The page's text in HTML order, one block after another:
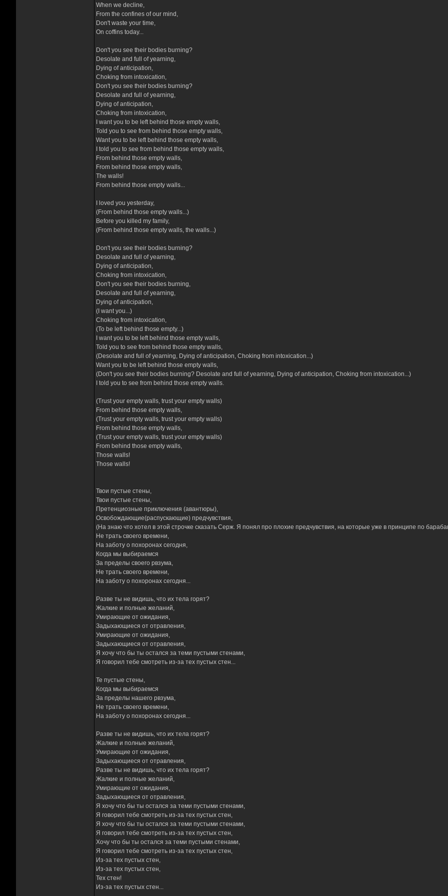
When we decline,
From the confines of our mind,
Don't waste your time,
On coffins today...
Don't you see their bodies burning?
Desolate and full of yearning,
Dying of anticipation,
Choking from intoxication,
Don't you see their bodies burning?
Desolate and full of yearning,
Dying of anticipation,
Choking from intoxication,
I want you to be left behind those empty walls,
Told you to see from behind those empty walls,
Want you to be left behind those empty walls,
I told you to see from behind those empty walls,
From behind those empty walls,
From behind those empty walls,
The walls!
From behind those empty walls...
I loved you yesterday,
(From behind those empty walls...)
Before you killed my family,
(From behind those empty walls, the walls...)
Don't you see their bodies burning?
Desolate and full of yearning,
Dying of anticipation,
Choking from intoxication,
Don't you see their bodies burning,
Desolate and full of yearning,
Dying of anticipation,
(I want you...)
Choking from intoxication,
(To be left behind those empty...)
I want you to be left behind those empty walls,
Told you to see from behind those empty walls,
(Desolate and full of yearning, Dying of anticipation, Choking from intoxication...)
Want you to be left behind those empty walls,
(Don't you see their bodies burning? Desolate and full of yearning, Dying of anticipation, Choking from intoxication...)
I told you to see from behind those empty walls.
(Trust your empty walls, trust your empty walls)
From behind those empty walls,
(Trust your empty walls, trust your empty walls)
From behind those empty walls,
(Trust your empty walls, trust your empty walls)
From behind those empty walls,
Those walls!
Those walls!
Твои пустые стены,
Твои пустые стены,
Претенциозные приключения (авантюры),
Освобождающие(распускающие) предчувствия,
(На знаю что хотел в этой строчке сказать Серж. Я понял про плохие предчувствия, на которые уже в принципе по
Не трать своего времени,
На заботу о похоронах сегодня,
Когда мы выбираемся
За пределы своего рвзума,
Не трать своего времени,
На заботу о похоронах сегодня...
Разве ты не видишь, что их тела горят?
Жалкие и полные желаний,
Умирающие от ожидания,
Задыхающиеся от отравления,
Умирающие от ожидания,
Задыхающиеся от отравления,
Я хочу что бы ты остался за теми пустыми стенами,
Я говорил тебе смотреть из-за тех пустых стен...
Те пустые стены,
Когда мы выбираемся
За пределы нашего рвзума,
Не трать своего времени,
На заботу о похоронах сегодня...
Разве ты не видишь, что их тела горят?
Жалкие и полные желаний,
Умирающие от ожидания,
Задыхающиеся от отравления,
Разве ты не видишь, что их тела горят?
Жалкие и полные желаний,
Умирающие от ожидания,
Задыхающиеся от отравления,
Я хочу что бы ты остался за теми пустыми стенами,
Я говорил тебе смотреть из-за тех пустых стен,
Я хочу что бы ты остался за теми пустыми стенами,
Я говорил тебе смотреть из-за тех пустых стен,
Хочу что бы ты остался за теми пустыми стенами,
Я говорил тебе смотреть из-за тех пустых стен,
Из-за тех пустых стен,
Из-за тех пустых стен,
Тех стен!
Из-за тех пустых стен...